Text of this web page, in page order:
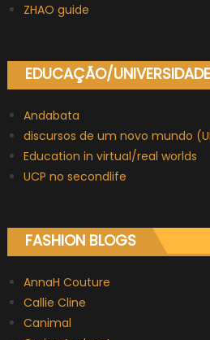
ZHAO guide
EDUCAÇÃO/
Andabata
discursos de um novo mundo
Education in virtual/real worlds
UCP no secondlife
FASHION BLOGS
AnnaH Couture
Callie Cline
Canimal